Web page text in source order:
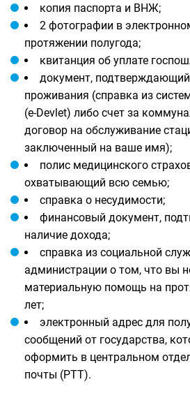
копия паспорта и ВНЖ;
2 фотографии в
протяжении полугода;
квитанция об уплате
документ,
проживания (справка из
(e-Devlet) либо счет за
договор на обслуживание
заключенный на ваше имя);
полис медицинского
охватывающий всю семью;
справка о несудимости;
финансовый документ,
наличие дохода;
справка из социальной
администрации о том, что вы
материальную помощь на
лет;
электронный адрес для
сообщений от государства,
оформить в центральном
почты (РТТ).